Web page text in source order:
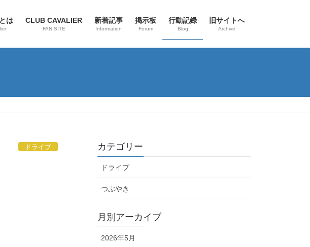
は CLUB CAVALIER
FAN SITE
新着記事
Information
掲示板
Forum
行動記録
Blog
旧サイトへ
Archive
ドライブ カテゴリー
ドライブ
つぶやき
月別アーカイブ
2026年5月